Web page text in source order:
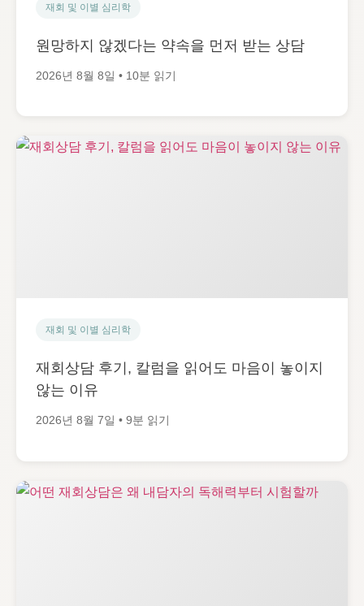
재회 및 이별 심리학
원망하지 않겠다는 약속을 먼저 받는 상담
2026년 8월 8일 • 10분 읽기
재회 및 이별 심리학
재회상담 후기, 칼럼을 읽어도 마음이 놓이지
않는 이유
2026년 8월 7일 • 9분 읽기